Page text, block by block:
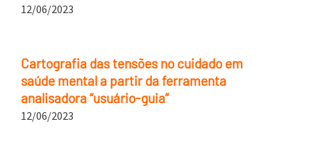
12/06/2023
Cartografia das tensões no cuidado em
saúde mental a partir da ferramenta
analisadora “usuário-guia”
12/06/2023